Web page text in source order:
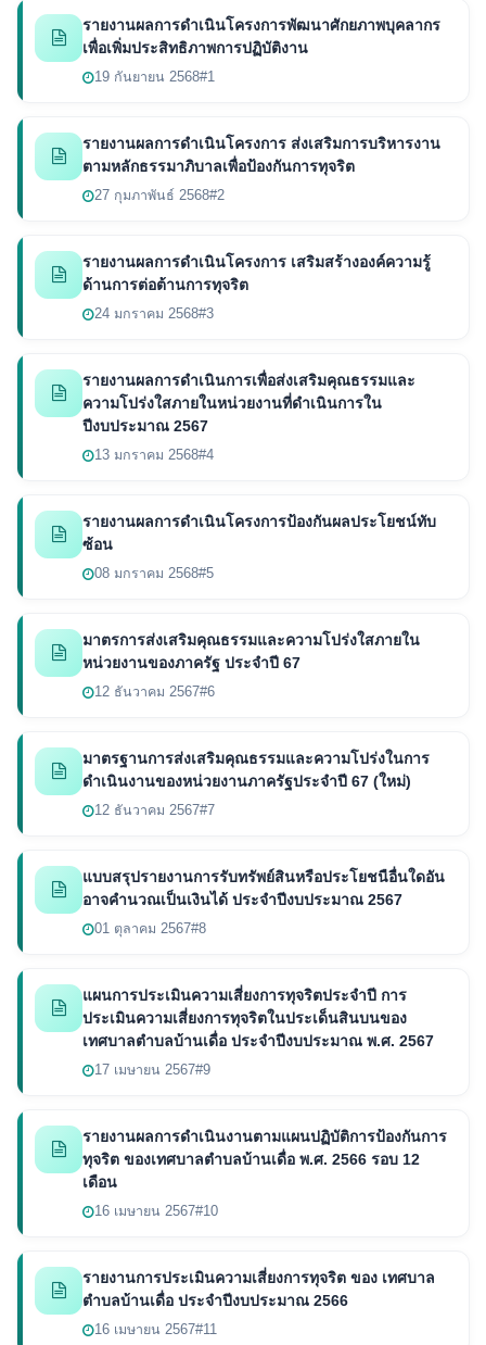
รายงานผลการดำเนินโครงการพัฒนาศักยภาพบุคลากร
เพื่อเพิ่มประสิทธิภาพการปฏิบัติงาน
19 กันยายน 2568#1
รายงานผลการดำเนินโครงการ ส่งเสริมการบริหารงาน
ตามหลักธรรมาภิบาลเพื่อป้องกันการทุจริต
27 กุมภาพันธ์ 2568#2
รายงานผลการดำเนินโครงการ เสริมสร้างองค์ความรู้
ด้านการต่อต้านการทุจริต
24 มกราคม 2568#3
รายงานผลการดำเนินการเพื่อส่งเสริมคุณธรรมและ
ความโปร่งใสภายในหน่วยงานที่ดำเนินการใน
ปีงบประมาณ 2567
13 มกราคม 2568#4
รายงานผลการดำเนินโครงการป้องกันผลประโยชน์ทับ
ซ้อน
08 มกราคม 2568#5
มาตรการส่งเสริมคุณธรรมและความโปร่งใสภายใน
หน่วยงานของภาครัฐ ประจำปี 67
12 ธันวาคม 2567#6
มาตรฐานการส่งเสริมคุณธรรมและความโปร่งในการ
ดำเนินงานของหน่วยงานภาครัฐประจำปี 67 (ใหม่)
12 ธันวาคม 2567#7
แบบสรุปรายงานการรับทรัพย์สินหรือประโยชนือื่นใดอัน
อาจคำนวณเป็นเงินได้ ประจำปีงบประมาณ 2567
01 ตุลาคม 2567#8
แผนการประเมินความเสี่ยงการทุจริตประจำปี การ
ประเมินความเสี่ยงการทุจริตในประเด็นสินบนของ
เทศบาลตำบลบ้านเดื่อ ประจำปีงบประมาณ พ.ศ. 2567
17 เมษายน 2567#9
รายงานผลการดำเนินงานตามแผนปฏิบัติการป้องกันการ
ทุจริต ของเทศบาลตำบลบ้านเดื่อ พ.ศ. 2566 รอบ 12
เดือน
16 เมษายน 2567#10
รายงานการประเมินความเสี่ยงการทุจริต ของ เทศบาล
ตำบลบ้านเดื่อ ประจำปีงบประมาณ 2566
16 เมษายน 2567#11